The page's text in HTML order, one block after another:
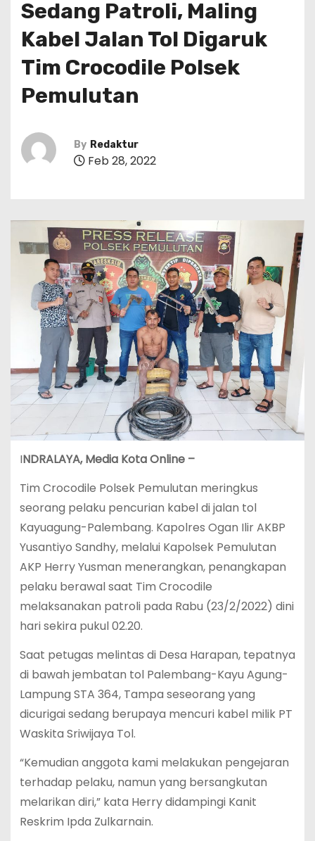
Sedang Patroli, Maling
Kabel Jalan Tol Digaruk
Tim Crocodile Polsek
Pemulutan
By Redaktur
Feb 28, 2022
INDRALAYA, Media Kota Online –
Tim Crocodile Polsek Pemulutan meringkus
seorang pelaku pencurian kabel di jalan tol
Kayuagung-Palembang. Kapolres Ogan Ilir AKBP
Yusantiyo Sandhy, melalui Kapolsek Pemulutan
AKP Herry Yusman menerangkan, penangkapan
pelaku berawal saat Tim Crocodile
melaksanakan patroli pada Rabu (23/2/2022) dini
hari sekira pukul 02.20.
Saat petugas melintas di Desa Harapan, tepatnya
di bawah jembatan tol Palembang-Kayu Agung-
Lampung STA 364, Tampa seseorang yang
dicurigai sedang berupaya mencuri kabel milik PT
Waskita Sriwijaya Tol.
“Kemudian anggota kami melakukan pengejaran
terhadap pelaku, namun yang bersangkutan
melarikan diri,” kata Herry didampingi Kanit
Reskrim Ipda Zulkarnain.